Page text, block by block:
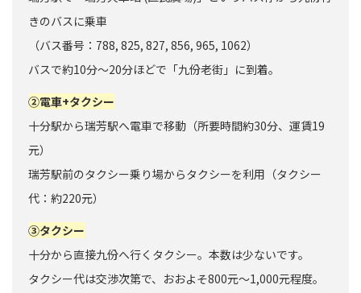
きのバスに乗車
（バス番号：788, 825, 827, 856, 965, 1062）
バスで約10分〜20分ほどで「九份老街」に到着。
②電車+タクシー
十分駅から瑞芳駅へ電車で移動（所要時間約30分、運賃19
元）
瑞芳駅前のタクシー乗り場からタクシーを利用（タクシー
代：約220元）
③タクシー
十分から直接九份へ行くタクシー。本数は少ないです。
タクシー代は交渉次第で、おおよそ800元〜1,000元程度。